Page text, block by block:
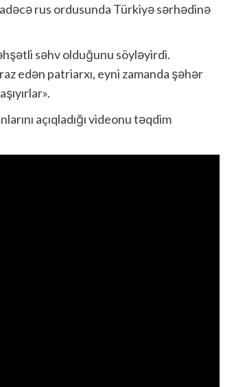
rus ordusunda Türkiyə sərhədinə
səhv olduğunu söyləyirdi.
edən patriarxı, eyni zamanda şəhər
açıqladığı videonu təqdim